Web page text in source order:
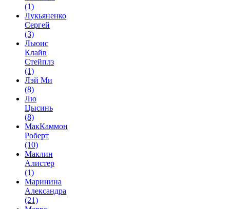
(1)
Лукьяненко
Сергей
(3)
Льюис
Клайв
Стейплз
(1)
Лэй Ми
(8)
Лю
Цысинь
(8)
МакКаммон
Роберт
(10)
Маклин
Алистер
(1)
Маринина
Александра
(21)